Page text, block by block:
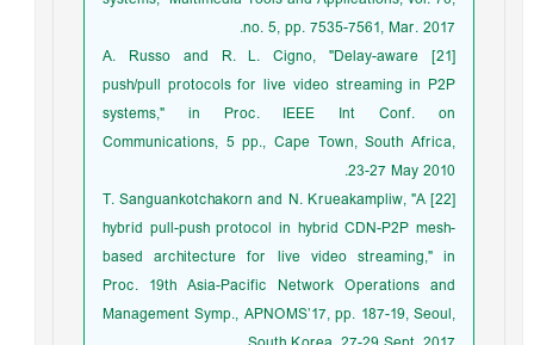
no. 5, pp. 7535-7561, Mar. 2017.
[21] A. Russo and R. L. Cigno, "Delay-aware
push/pull protocols for live video streaming in P2P
systems," in Proc. IEEE Int Conf. on
Communications, 5 pp., Cape Town, South Africa,
23-27 May 2010.
[22] T. Sanguankotchakorn and N. Krueakampliw, "A
hybrid pull-push protocol in hybrid CDN-P2P mesh-
based architecture for live video streaming," in
Proc. 19th Asia-Pacific Network Operations and
Management Symp., APNOMS’17, pp. 187-19, Seoul,